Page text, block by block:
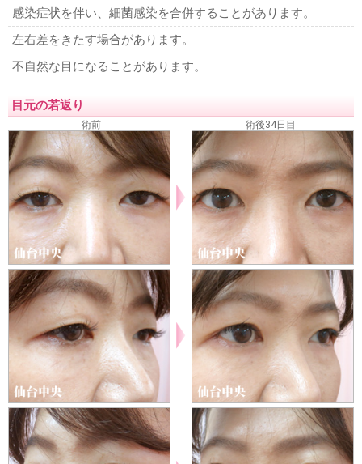
感染症状を伴い、細菌感染を合併することがあります。
左右差をきたす場合があります。
不自然な目になることがあります。
目元の若返り
術前 術後34日目